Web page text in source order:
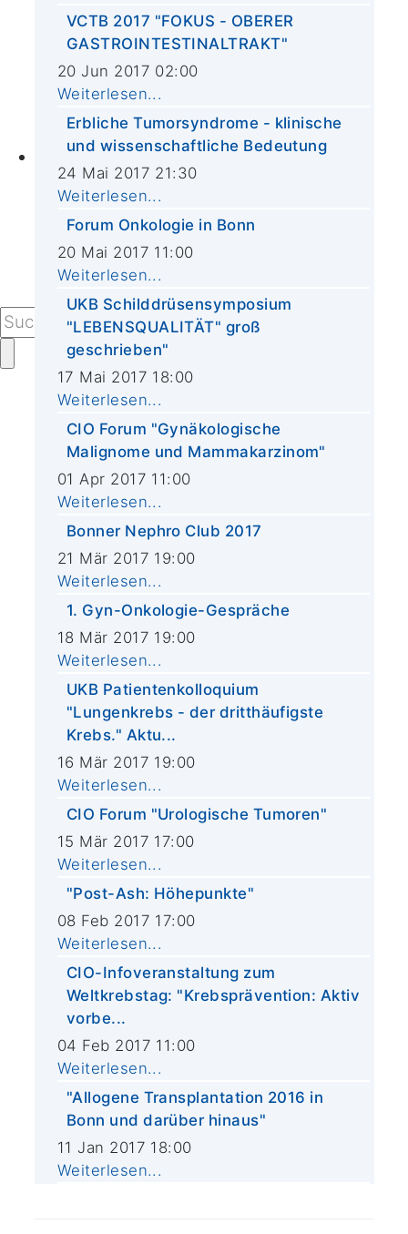
Weltkrebstag
CIO-Patiententag
Projekte
Adventskalender
Kochevent
Kontakt
Kontaktformular
Alle Sprechstunden von A-Z
Ihr Besuch im CIO
Anfahrt
Presseanfragen
VCTB 2017 "FOKUS - OBERER
GASTROINTESTINALTRAKT"
20 Jun 2017 02:00
Weiterlesen...
Erbliche Tumorsyndrome - klinische
und wissenschaftliche Bedeutung
24 Mai 2017 21:30
Weiterlesen...
Forum Onkologie in Bonn
20 Mai 2017 11:00
Weiterlesen...
UKB Schilddrüsensymposium
"LEBENSQUALITÄT" groß
geschrieben"
17 Mai 2017 18:00
Weiterlesen...
CIO Forum "Gynäkologische
Malignome und Mammakarzinom"
01 Apr 2017 11:00
Weiterlesen...
Bonner Nephro Club 2017
21 Mär 2017 19:00
Weiterlesen...
1. Gyn-Onkologie-Gespräche
18 Mär 2017 19:00
Weiterlesen...
UKB Patientenkolloquium
"Lungenkrebs - der dritthäufigste
Krebs." Aktu...
16 Mär 2017 19:00
Weiterlesen...
CIO Forum "Urologische Tumoren"
15 Mär 2017 17:00
Weiterlesen...
"Post-Ash: Höhepunkte"
08 Feb 2017 17:00
Weiterlesen...
CIO-Infoveranstaltung zum
Weltkrebstag: "Krebsprävention: Aktiv
vorbe...
04 Feb 2017 11:00
Weiterlesen...
"Allogene Transplantation 2016 in
Bonn und darüber hinaus"
11 Jan 2017 18:00
Weiterlesen...